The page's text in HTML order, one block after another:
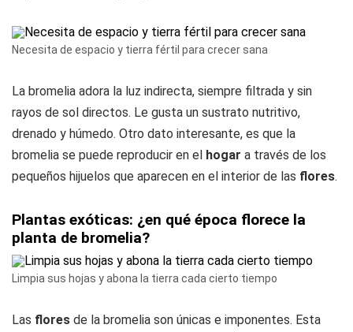
Necesita de espacio y tierra fértil para crecer sana
La bromelia adora la luz indirecta, siempre filtrada y sin
rayos de sol directos. Le gusta un sustrato nutritivo,
drenado y húmedo. Otro dato interesante, es que la
bromelia se puede reproducir en el hogar a través de los
pequeños hijuelos que aparecen en el interior de las flores.
Plantas exóticas: ¿en qué época florece la
planta de bromelia?
Limpia sus hojas y abona la tierra cada cierto tiempo
Las flores de la bromelia son únicas e imponentes. Esta